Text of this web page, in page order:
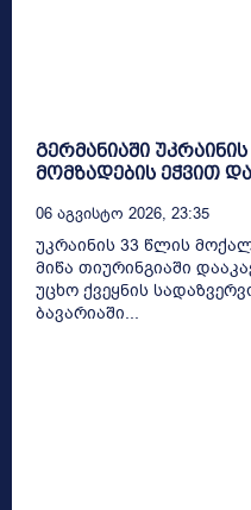
გერმანიაში
მომზადების ეჭვით
06 Აგვისტო 2026, 23:35
უკრაინის 33 წლის
მიწა თიურინგიაში
უცხო ქვეყნის
ბავარიაში...